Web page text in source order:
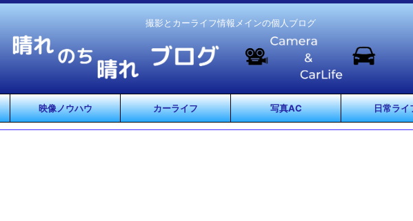
撮影とカーライフ情報メインの個人ブログ
映像ノウハウ カーライフ 写真AC 日常ライ